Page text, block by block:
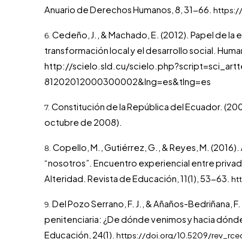
Anuario de Derechos Humanos, 8, 31-66.
Cedeño, J., & Machado, E. (2012). Papel de la
transformación local y el desarrollo social.
http://scielo.sld.cu/
81202012000300002&lng=es&tlng=es
Constitución de la República del Ecuador.
octubre de 2008).
Copello, M., Gutiérrez, G., & Reyes, M.
“nosotros”. Encuentro experiencial entre
Alteridad. Revista de Educación, 11(1), 53-63.
Del Pozo Serrano, F. J., & Añaños-Bedriñana,
penitenciaria: ¿De dónde venimos y hacia
Educación, 24(1).https://doi.org/10.5209/